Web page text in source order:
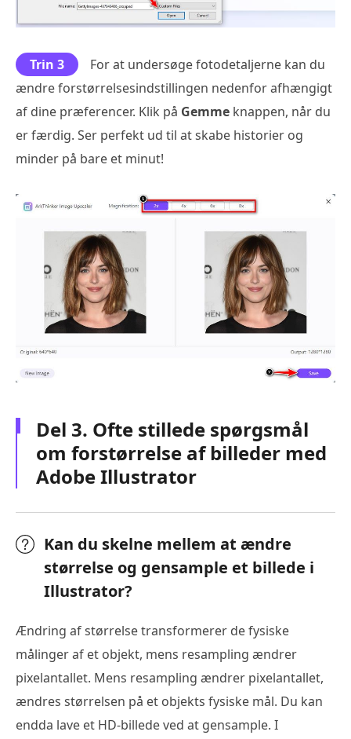
Trin 3
For at undersøge fotodetaljerne kan du
ændre forstørrelsesindstillingen nedenfor afhængigt
af dine præferencer. Klik på Gemme knappen, når du
er færdig. Ser perfekt ud til at skabe historier og
minder på bare et minut!
Del 3. Ofte stillede spørgsmål
om forstørrelse af billeder med
Adobe Illustrator
Kan du skelne mellem at ændre
størrelse og gensample et billede i
Illustrator?
Ændring af størrelse transformerer de fysiske
målinger af et objekt, mens resampling ændrer
pixelantallet. Mens resampling ændrer pixelantallet,
ændres størrelsen på et objekts fysiske mål. Du kan
endda lave et HD-billede ved at gensample. I